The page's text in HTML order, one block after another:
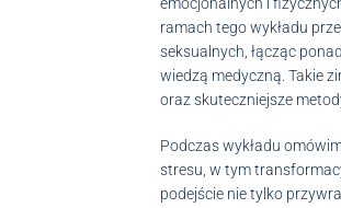
ramach tego wykładu
seksualnych, łącząc
wiedzą medyczną. Takie
oraz skuteczniejsze
Podczas wykładu
stresu, w tym
podejście nie tylko